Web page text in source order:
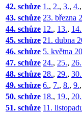
42. schůze 1., 2., 3., 4.,
43. schůze 23. března
44. schůze 12., 13., 14.
45. schůze 21. dubna
46. schůze 5. května
47. schůze 24., 25., 26.
48. schůze 28., 29.,
49. schůze 6., 7., 8., 9.,
50. schůze 18., 19., 20.
51. schůze 11.